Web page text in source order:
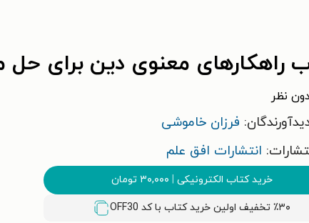
راهکارهای معنوی دین برای حل
نظر
فرزان خاموشی
انتشارات افق علم
خرید کتاب الکترونیکی | ۳۰,۰۰۰ تومان
٪۳۰ تخفیف اولین خرید کتاب با کد OFF30